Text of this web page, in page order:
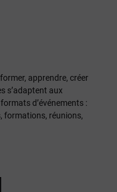
apprendre, créer
s’adaptent aux
d’événements :
formations, réunions,